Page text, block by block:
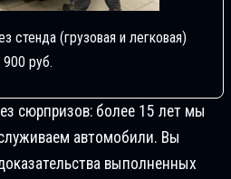
стенда (грузовая и легковая)
900 руб.
сюрпризов: более 15 лет мы
автомобили. Вы
выполненных